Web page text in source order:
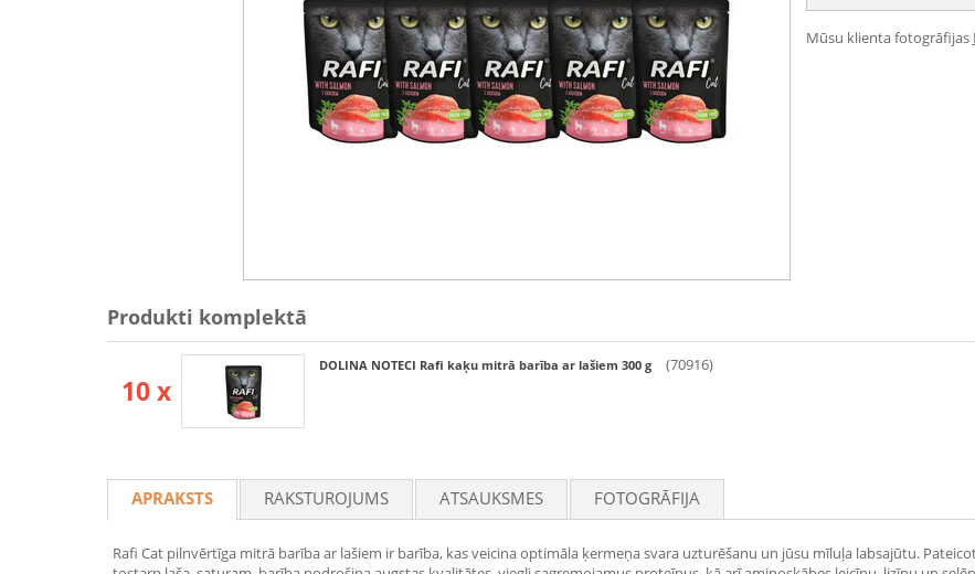
Mūsu klienta fotogrāfijas
Produkti komplektā
10 x
DOLINA NOTECI Rafi kaķu mitrā barība ar lašiem 300 g (70916)
APRAKSTS RAKSTUROJUMS ATSAUKSMES FOTOGRĀFIJA
Rafi Cat pilnvērtīga mitrā barība ar lašiem ir barība, kas veicina optimāla ķermeņa svara uzturēšanu un jūsu mīluļa labsajūtu.